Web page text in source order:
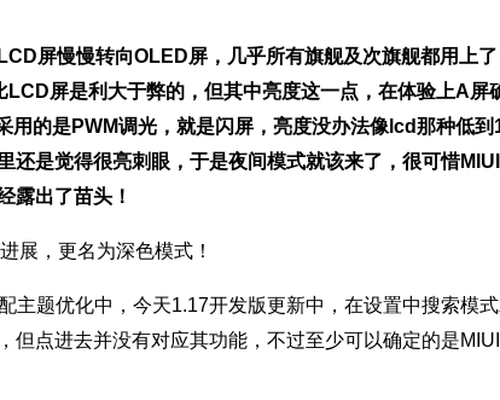
屏慢慢转向OLED屏，几乎所有旗舰及次旗舰都用上了
屏是利大于弊的，但其中亮度这一点，在体验上A屏
用的是PWM调光，就是闪屏，亮度没办法像lcd那种低到
还是觉得很亮刺眼，于是夜间模式就该来了，很可惜
露出了苗头！
主题优化中，今天1.17开发版更新中，在设置中搜索模
但点进去并没有对应其功能，不过至少可以确定的是